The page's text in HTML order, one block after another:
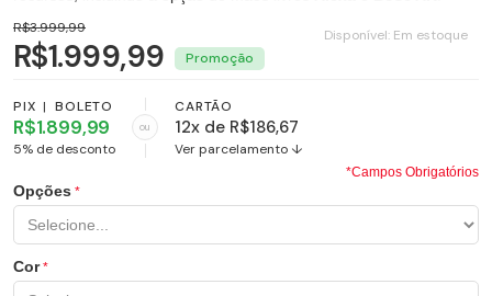
Disponível: Em estoque
R$3.999,99
R$1.999,99
PIX | BOLETO
R$1.899,99
5% de desconto
ou
CARTÃO
12x de R$186,67
Ver parcelamento ↓
Opções
Cor
*Campos Obrigatórios